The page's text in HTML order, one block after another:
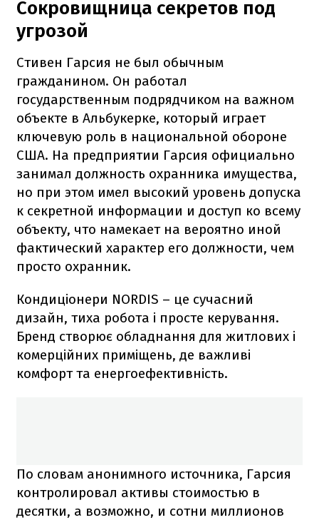
Сокровищница секретов под
угрозой
Стивен Гарсия не был обычным
гражданином. Он работал
государственным подрядчиком на важном
объекте в Альбукерке, который играет
ключевую роль в национальной обороне
США. На предприятии Гарсия официально
занимал должность охранника имущества,
но при этом имел высокий уровень допуска
к секретной информации и доступ ко всему
объекту, что намекает на вероятно иной
фактический характер его должности, чем
просто охранник.
Кондиціонери NORDIS – це сучасний
дизайн, тиха робота і просте керування.
Бренд створює обладнання для житлових і
комерційних приміщень, де важливі
комфорт та енергоефективність.
По словам анонимного источника, Гарсия
контролировал активы стоимостью в
десятки, а возможно, и сотни миллионов